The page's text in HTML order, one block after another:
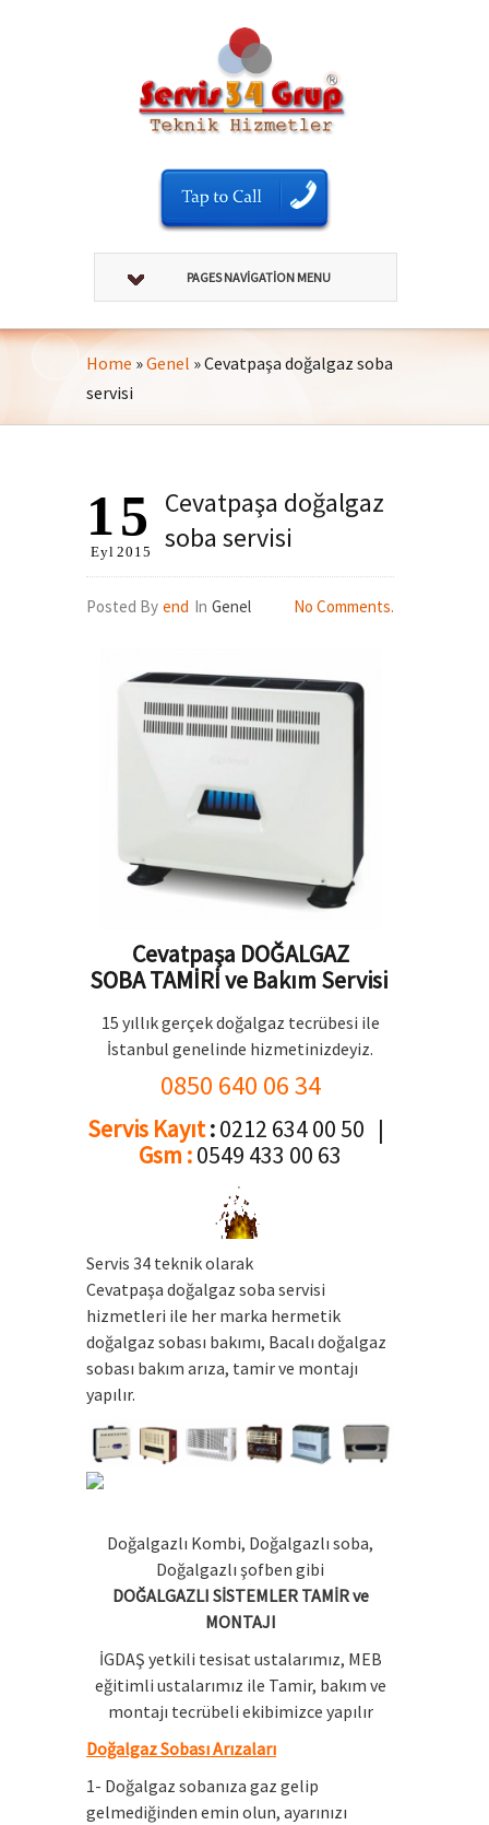
PAGES NAVIGATION MENU
Home »Genel »Cevatpaşa doğalgaz soba
servisi
Cevatpaşa doğalgaz
soba servisi
15
Eyl 2015
Posted By end In Genel No Comments.
Cevatpaşa DOĞALGAZ
SOBA TAMİRİ ve Bakım Servisi
15 yıllık gerçek doğalgaz tecrübesi ile
İstanbul genelinde hizmetinizdeyiz.
0850 640 06 34
Servis Kayıt:0212 634 00 50 |
Gsm :0549 433 00 63
Servis 34 teknik olarak
Cevatpaşa doğalgaz soba servisi
hizmetleri ile her marka hermetik
doğalgaz sobası bakımı, Bacalı doğalgaz
sobası bakım arıza, tamir ve montajı
yapılır.
Doğalgazlı Kombi, Doğalgazlı soba,
Doğalgazlı şofben gibi
DOĞALGAZLI SİSTEMLER TAMİR ve
MONTAJI
İGDAŞ yetkili tesisat ustalarımız, MEB
eğitimli ustalarımız ile Tamir, bakım ve
montajı tecrübeli ekibimizce yapılır
Doğalgaz Sobası Arızaları
1- Doğalgaz sobanıza gaz gelip
gelmediğinden emin olun, ayarınızı